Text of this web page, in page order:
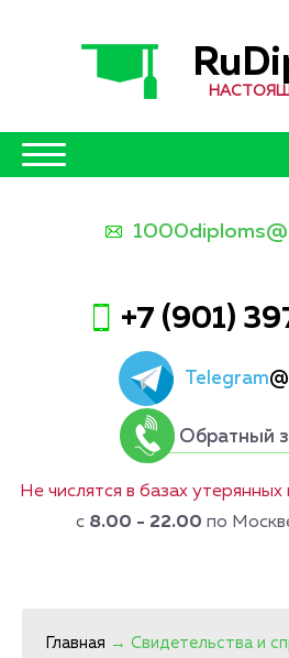
+7 (901)
Telegram
Обратный
Не числятся в базах
с 8.00 - 22.00 по
Главная → Свидетельства и